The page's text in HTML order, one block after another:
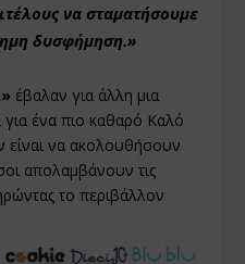
να σταματήσουμε
δυσφήμηση.»
έβαλαν για άλλη μια
για ένα πιο καθαρό Καλό
είναι να ακολουθήσουν
απολαμβάνουν τις
το περιβάλλον